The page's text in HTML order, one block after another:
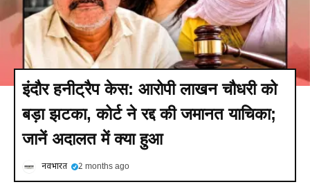
इंदौर हनीट्रैप केस: आरोपी लाखन चौधरी को
बड़ा झटका, कोर्ट ने रद्द की जमानत याचिका;
जानें अदालत में क्या हुआ
नवभारत 2 months ago